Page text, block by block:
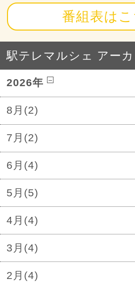
番組表はこ
駅テレマルシェ アー
2026年
8月(2)
7月(2)
6月(4)
5月(5)
4月(4)
3月(4)
2月(4)